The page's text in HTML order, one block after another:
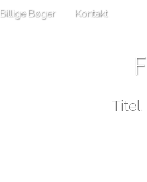
Billige Bøger Kontakt